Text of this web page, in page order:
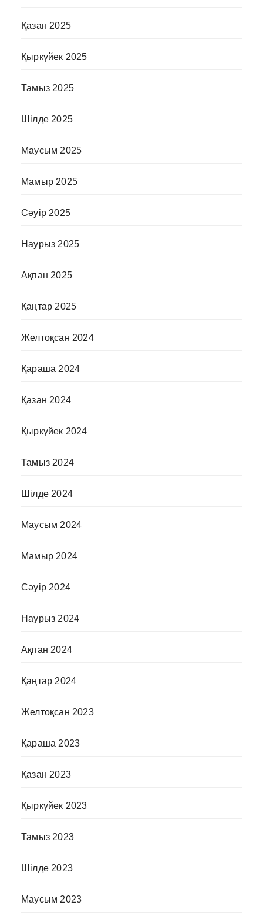
Қазан 2025
Қыркүйек 2025
Тамыз 2025
Шілде 2025
Маусым 2025
Мамыр 2025
Сәуір 2025
Наурыз 2025
Ақпан 2025
Қаңтар 2025
Желтоқсан 2024
Қараша 2024
Қазан 2024
Қыркүйек 2024
Тамыз 2024
Шілде 2024
Маусым 2024
Мамыр 2024
Сәуір 2024
Наурыз 2024
Ақпан 2024
Қаңтар 2024
Желтоқсан 2023
Қараша 2023
Қазан 2023
Қыркүйек 2023
Тамыз 2023
Шілде 2023
Маусым 2023